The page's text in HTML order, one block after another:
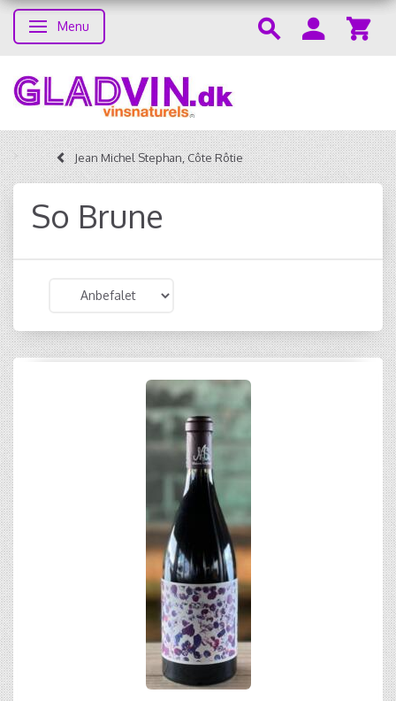
Skifte navigation
Menu
Jean Michel Stephan, Côte Rôtie
So Brune